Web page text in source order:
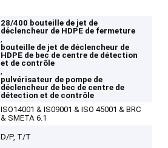
28/400 bouteille de jet de
déclencheur de HDPE de fermeture
,
bouteille de jet de déclencheur de
HDPE de bec de centre de détection
et de contrôle
,
pulvérisateur de pompe de
déclencheur de bec de centre de
détection et de contrôle
ISO14001 & IS09001 & ISO 45001 & BRC
& SMETA 6.1
D/P, T/T